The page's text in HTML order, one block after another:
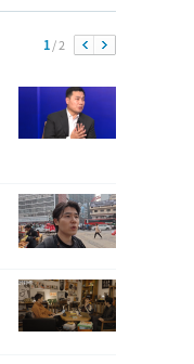
1/ 2